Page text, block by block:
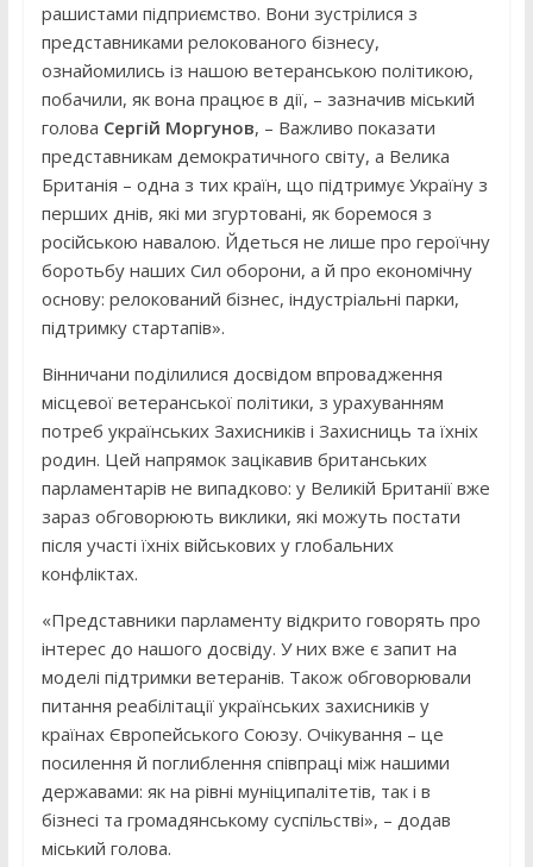
рашистами підприємство. Вони зустрілися з
представниками релокованого бізнесу,
ознайомились із нашою ветеранською політикою,
побачили, як вона працює в дії, – зазначив міський
голова Сергій Моргунов, – Важливо показати
представникам демократичного світу, а Велика
Британія – одна з тих країн, що підтримує Україну з
перших днів, які ми згуртовані, як боремося з
російською навалою. Йдеться не лише про героїчну
боротьбу наших Сил оборони, а й про економічну
основу: релокований бізнес, індустріальні парки,
підтримку стартапів».
Вінничани поділилися досвідом впровадження
місцевої ветеранської політики, з урахуванням
потреб українських Захисників і Захисниць та їхніх
родин. Цей напрямок зацікавив британських
парламентарів не випадково: у Великій Британії вже
зараз обговорюють виклики, які можуть постати
після участі їхніх військових у глобальних
конфліктах.
«Представники парламенту відкрито говорять про
інтерес до нашого досвіду. У них вже є запит на
моделі підтримки ветеранів. Також обговорювали
питання реабілітації українських захисників у
країнах Європейського Союзу. Очікування – це
посилення й поглиблення співпраці між нашими
державами: як на рівні муніципалітетів, так і в
бізнесі та громадянському суспільстві», – додав
міський голова.